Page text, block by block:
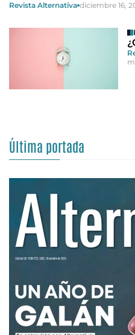
Revista Alternativa diciembre 16,
Última portada